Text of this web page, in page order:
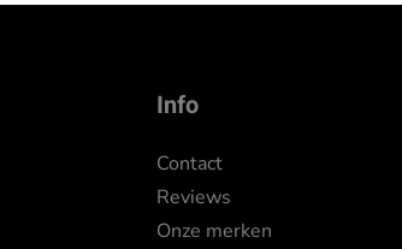
Info
Contact
Reviews
Onze merken